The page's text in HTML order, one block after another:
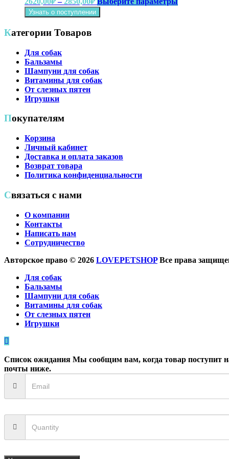
на
цен:
2620,00₽
товар
Узнать о поступлении
Категории Товаров
Для собак
Бальзамы
Шампуни для собак
Витамины для собак
От слезных пятен
Игрушки
Покупателям
Корзина
Личный кабинет
Доставка и оплата заказов
Возврат товара
Политика конфиденциальности
Связаться с нами
О компании
Контакты
Написать нам
Сотрудничество
Авторское право © 2026 LOVEPETSHOPВсе права
Для собак
Бальзамы
Шампуни для собак
Витамины для собак
От слезных пятен
Игрушки
Список ожидания Мы сообщим вам, когда товар поступит
почты ниже.